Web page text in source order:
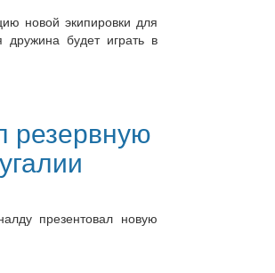
новой экипировки для
дружина будет играть в
резервную
презентовал новую